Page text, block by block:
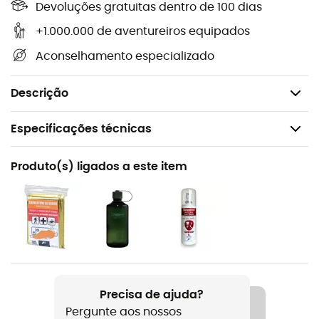
Devoluções gratuitas dentro de 100 dias
+1.000.000 de aventureiros equipados
Aconselhamento especializado
Descrição
Dimensões: 75 x 30 x 24 cm
Comprimento das costas: 35-56 cm
Tamanho máximo do usuário: 158-178 cm
Peso: 2.030 g
Especificações técnicas
Recomendado para
Caminhada / Trekking
Género
Mulher
Peso
Nome do produto
Produto(s) ligados a este item
Precisa de ajuda?
Pergunte aos nossos